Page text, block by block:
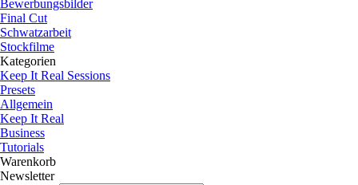
Bewerbungsbilder
Final Cut
Schwatzarbeit
Stockfilme
Kategorien
Keep It Real Sessions
Presets
Allgemein
Keep It Real
Business
Tutorials
Warenkorb
Newsletter